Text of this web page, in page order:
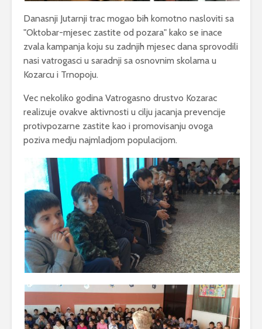
Danasnji Jutarnji trac mogao bih komotno nasloviti sa
"Oktobar-mjesec zastite od pozara" kako se inace
zvala kampanja koju su zadnjih mjesec dana sprovodili
nasi vatrogasci u saradnji sa osnovnim skolama u
Kozarcu i Trnopoju.
Vec nekoliko godina Vatrogasno drustvo Kozarac
realizuje ovakve aktivnosti u cilju jacanja prevencije
protivpozarne zastite kao i promovisanju ovoga
poziva medju najmladjom populacijom.